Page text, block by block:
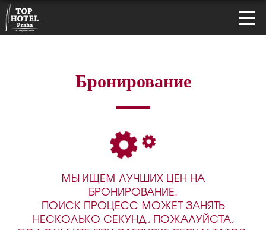
Бронирование
МЫ ИЩЕМ ЛУЧШИХ ЦЕН НА
БРОНИРОВАНИЕ.
ПОИСК ПРОЦЕСС МОЖЕТ ЗАНЯТЬ
НЕСКОЛЬКО СЕКУНД, ПОЖАЛУЙСТА,